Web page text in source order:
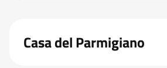
Casa del Parmigiano